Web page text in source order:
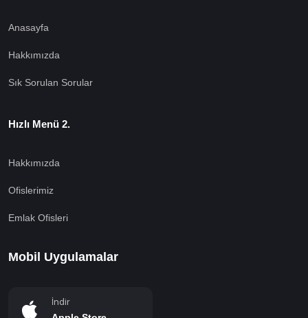
Anasayfa
Hakkımızda
Sık Sorulan Sorular
Hızlı Menü 2.
Hakkımızda
Ofislerimiz
Emlak Ofisleri
Mobil Uygulamalar
İndir